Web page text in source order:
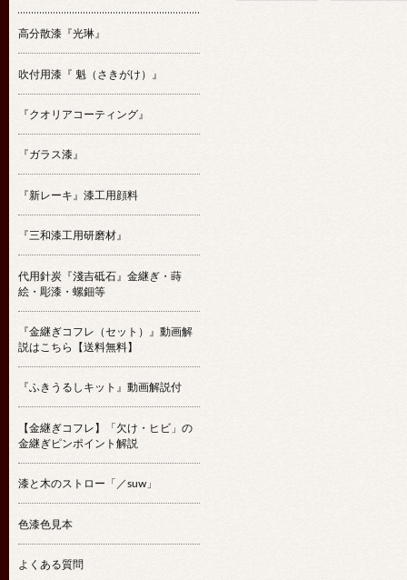
高分散漆『光琳』
吹付用漆『 魁（さきがけ）』
『クオリアコーティング』
『ガラス漆』
『新レーキ』漆工用顔料
『三和漆工用研磨材』
代用針炭『淺吉砥石』金継ぎ・蒔
絵・彫漆・螺鈿等
『金継ぎコフレ（セット）』動画解
説はこちら【送料無料】
『ふきうるしキット』動画解説付
【金継ぎコフレ】「欠け・ヒビ」の
金継ぎピンポイント解説
漆と木のストロー「／suw」
色漆色見本
よくある質問